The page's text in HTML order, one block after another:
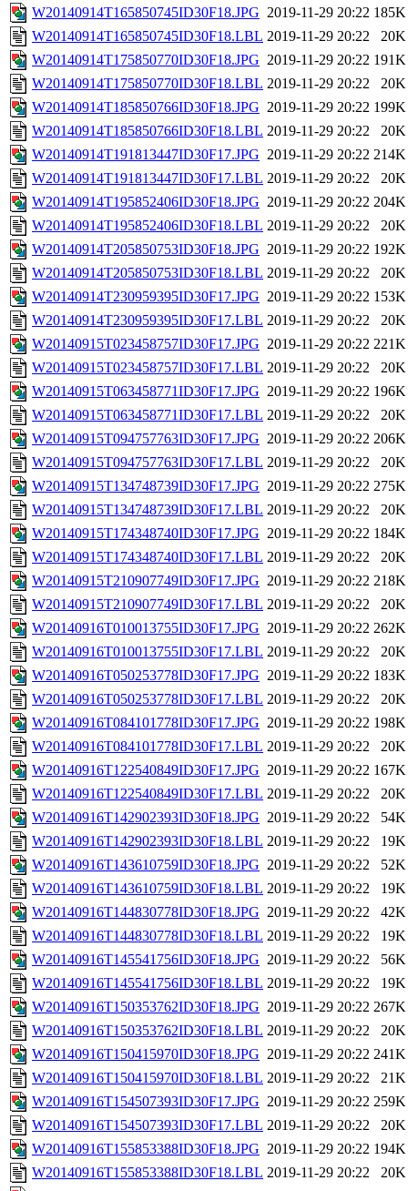
W20140914T165850745ID30F18.JPG 2019-11-29 20:22 185K
W20140914T165850745ID30F18.LBL 2019-11-29 20:22
20K
W20140914T175850770ID30F18.JPG 2019-11-29 20:22 191K
W20140914T175850770ID30F18.LBL 2019-11-29 20:22
20K
W20140914T185850766ID30F18.JPG 2019-11-29 20:22 199K
W20140914T185850766ID30F18.LBL 2019-11-29 20:22
20K
W20140914T191813447ID30F17.JPG 2019-11-29 20:22 214K
W20140914T191813447ID30F17.LBL 2019-11-29 20:22
20K
W20140914T195852406ID30F18.JPG 2019-11-29 20:22 204K
W20140914T195852406ID30F18.LBL 2019-11-29 20:22
20K
W20140914T205850753ID30F18.JPG 2019-11-29 20:22 192K
W20140914T205850753ID30F18.LBL 2019-11-29 20:22
20K
W20140914T230959395ID30F17.JPG 2019-11-29 20:22 153K
W20140914T230959395ID30F17.LBL 2019-11-29 20:22
20K
W20140915T023458757ID30F17.JPG 2019-11-29 20:22 221K
W20140915T023458757ID30F17.LBL 2019-11-29 20:22
20K
W20140915T063458771ID30F17.JPG 2019-11-29 20:22 196K
W20140915T063458771ID30F17.LBL 2019-11-29 20:22
20K
W20140915T094757763ID30F17.JPG 2019-11-29 20:22 206K
W20140915T094757763ID30F17.LBL 2019-11-29 20:22
20K
W20140915T134748739ID30F17.JPG 2019-11-29 20:22 275K
W20140915T134748739ID30F17.LBL 2019-11-29 20:22
20K
W20140915T174348740ID30F17.JPG 2019-11-29 20:22 184K
W20140915T174348740ID30F17.LBL 2019-11-29 20:22
20K
W20140915T210907749ID30F17.JPG 2019-11-29 20:22 218K
W20140915T210907749ID30F17.LBL 2019-11-29 20:22
20K
W20140916T010013755ID30F17.JPG 2019-11-29 20:22 262K
W20140916T010013755ID30F17.LBL 2019-11-29 20:22
20K
W20140916T050253778ID30F17.JPG 2019-11-29 20:22 183K
W20140916T050253778ID30F17.LBL 2019-11-29 20:22
20K
W20140916T084101778ID30F17.JPG 2019-11-29 20:22 198K
W20140916T084101778ID30F17.LBL 2019-11-29 20:22
20K
W20140916T122540849ID30F17.JPG 2019-11-29 20:22 167K
W20140916T122540849ID30F17.LBL 2019-11-29 20:22
20K
W20140916T142902393ID30F18.JPG 2019-11-29 20:22
54K
W20140916T142902393ID30F18.LBL 2019-11-29 20:22
19K
W20140916T143610759ID30F18.JPG 2019-11-29 20:22
52K
W20140916T143610759ID30F18.LBL 2019-11-29 20:22
19K
W20140916T144830778ID30F18.JPG 2019-11-29 20:22
42K
W20140916T144830778ID30F18.LBL 2019-11-29 20:22
19K
W20140916T145541756ID30F18.JPG 2019-11-29 20:22
56K
W20140916T145541756ID30F18.LBL 2019-11-29 20:22
19K
W20140916T150353762ID30F18.JPG 2019-11-29 20:22 267K
W20140916T150353762ID30F18.LBL 2019-11-29 20:22
20K
W20140916T150415970ID30F18.JPG 2019-11-29 20:22 241K
W20140916T150415970ID30F18.LBL 2019-11-29 20:22
21K
W20140916T154507393ID30F17.JPG 2019-11-29 20:22 259K
W20140916T154507393ID30F17.LBL 2019-11-29 20:22
20K
W20140916T155853388ID30F18.JPG 2019-11-29 20:22 194K
W20140916T155853388ID30F18.LBL 2019-11-29 20:22
20K